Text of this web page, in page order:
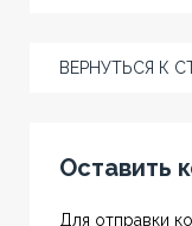
ВЕРНУТЬСЯ К
Оставить
Для отправки